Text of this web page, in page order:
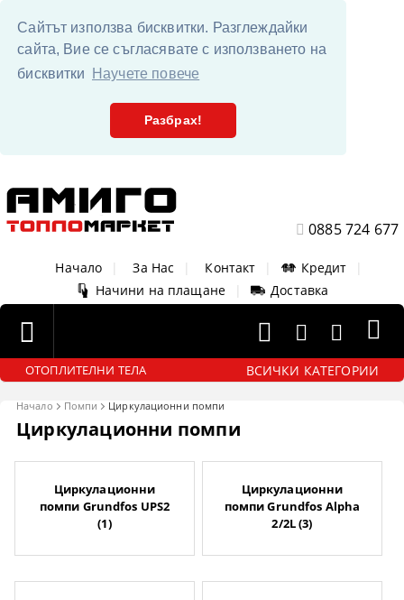
Сайтът използва бисквитки. Разглеждайки
сайта, Вие се съгласявате с използването на
бисквитки
Научете повече
Разбрах!
0885 724 677
Начало За Нас Контакт Кредит
Начини на плащане
Доставка
ОТОПЛИТЕЛНИ ТЕЛА ВСИЧКИ КАТЕГОРИИ
Начало Помпи Циркулационни помпи
Циркулационни помпи
Циркулационни
помпи Grundfos UPS2
(1)
Циркулационни
помпи Grundfos Alpha
2/2L (3)